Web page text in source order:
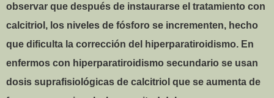
observar que después de instaurarse el tratamiento con
calcitriol, los niveles de fósforo se incrementen, hecho
que dificulta la corrección del hiperparatiroidismo. En
enfermos con hiperparatiroidismo secundario se usan
dosis suprafisiológicas de calcitriol que se aumenta de